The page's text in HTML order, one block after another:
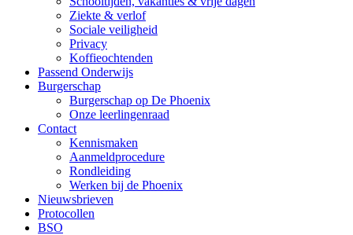
Ziekte & verlof
Sociale veiligheid
Privacy
Koffieochtenden
Passend Onderwijs
Burgerschap
Burgerschap op De Phoenix
Onze leerlingenraad
Contact
Kennismaken
Aanmeldprocedure
Rondleiding
Werken bij de Phoenix
Nieuwsbrieven
Protocollen
BSO